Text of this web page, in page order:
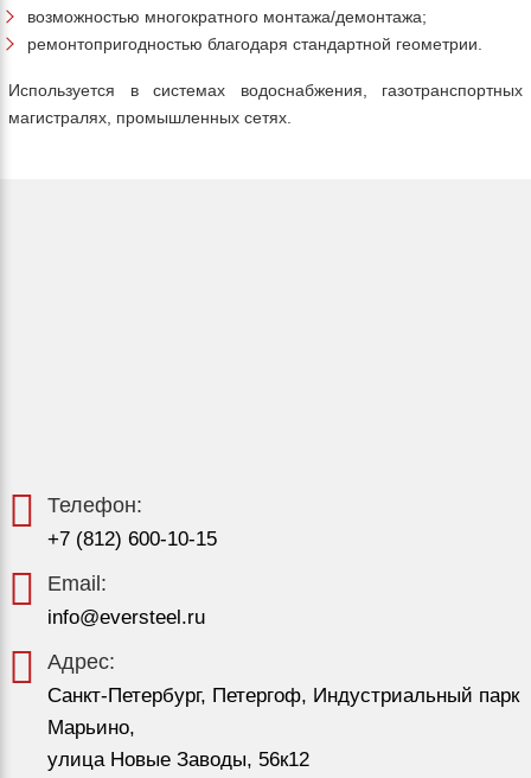
возможностью многократного монтажа/демонтажа;
ремонтопригодностью благодаря стандартной геометрии.
Используется в системах водоснабжения, газотранспортных
магистралях, промышленных сетях.
Телефон:
+7 (812) 600-10-15
Email:
info@eversteel.ru
Адрес:
Санкт-Петербург, Петергоф, Индустриальный парк
Марьино,
улица Новые Заводы, 56к12